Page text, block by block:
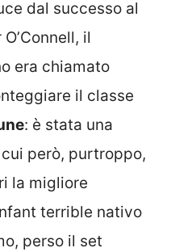
dal successo al
il
era chiamato
il classe
: è stata una
però, purtroppo,
la migliore
terrible nativo
perso il set